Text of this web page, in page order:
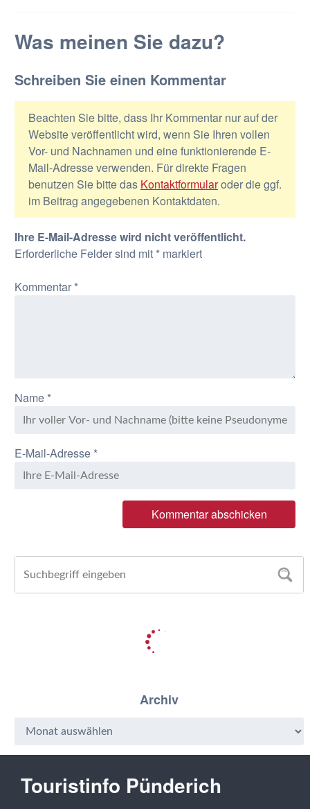
Was meinen Sie dazu?
Schreiben Sie einen Kommentar
Beachten Sie bitte, dass Ihr Kommentar nur auf der
Website veröffentlicht wird, wenn Sie Ihren vollen
Vor- und Nachnamen und eine funktionierende E-
Mail-Adresse verwenden. Für direkte Fragen
benutzen Sie bitte das Kontaktformularoder die ggf.
im Beitrag angegebenen Kontaktdaten.
Ihre E-Mail-Adresse wird nicht veröffentlicht.
Erforderliche Felder sind mit *markiert
Kommentar *
Name *
E-Mail-Adresse *
Archiv
Touristinfo Pünderich